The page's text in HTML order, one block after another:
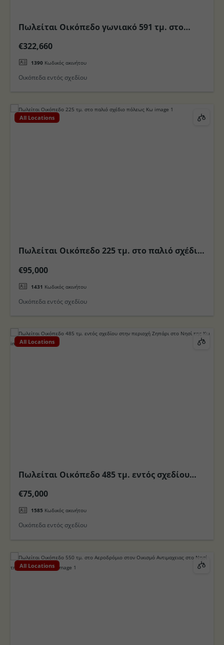
Πωλείται Οικόπεδο γωνιακό 591 τμ. στο
€322,660
1390 Κωδικός ακινήτου
Οικόπεδα εντός σχεδίου
All Locations
Πωλείται Οικόπεδο 225 τμ. στο παλιό σχέδιο
€95,000
1431 Κωδικός ακινήτου
Οικόπεδα εντός σχεδίου
All Locations
Πωλείται Οικόπεδο 485 τμ. εντός σχεδίου
€75,000
1585 Κωδικός ακινήτου
Οικόπεδα εντός σχεδίου
All Locations